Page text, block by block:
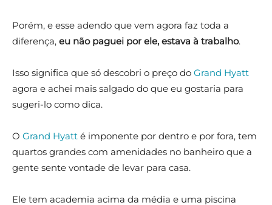
Porém, e esse adendo que vem agora faz toda a
diferença, eu não paguei por ele, estava à trabalho.
Isso significa que só descobri o preço do Grand Hyatt
agora e achei mais salgado do que eu gostaria para
sugeri-lo como dica.
O Grand Hyatt é imponente por dentro e por fora, tem
quartos grandes com amenidades no banheiro que a
gente sente vontade de levar para casa.
Ele tem academia acima da média e uma piscina